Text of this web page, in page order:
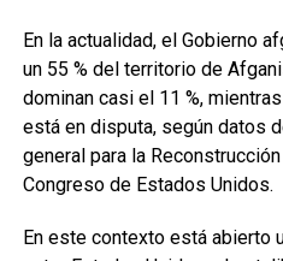
En la actualidad, el Gobierno
un 55 % del territorio de
dominan casi el 11 %,
está en disputa, según datos
general para la
Congreso de Estados Unidos.
En este contexto está abierto